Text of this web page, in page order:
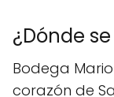
¿Dónde
Bodega
corazón de